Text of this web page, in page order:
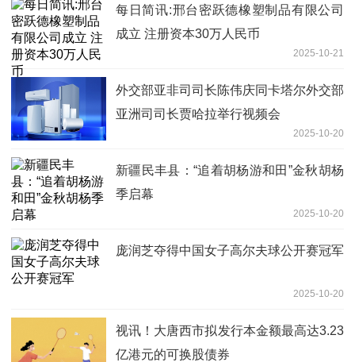
每日简讯:邢台密跃德橡塑制品有限公司
成立 注册资本30万人民币
2025-10-21
外交部亚非司司长陈伟庆同卡塔尔外交部
亚洲司司长贾哈拉举行视频会
2025-10-20
新疆民丰县：“追着胡杨游和田”金秋胡杨
季启幕
2025-10-20
庞润芝夺得中国女子高尔夫球公开赛冠军
2025-10-20
视讯！大唐西市拟发行本金额最高达3.23
亿港元的可换股债券